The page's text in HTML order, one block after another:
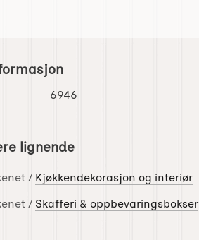
6946
lignende
/ Kjøkkendekorasjon og interiør
/ Skafferi & oppbevaringsbokser